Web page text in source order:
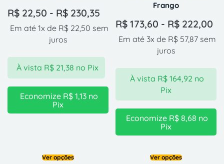
R$ 22,50 - R$ 230,35
Em até 1x de R$22,50 sem
juros
À vista R$21,38 no Pix
Economize R$ 1,13 no
Pix
Ver opções
Frango
R$ 173,60 - R$ 222,00
Em até 3x de R$57,87sem
juros
À vista R$ 164,92 no
Pix
Economize R$ 8,68 no
Pix
Ver opções